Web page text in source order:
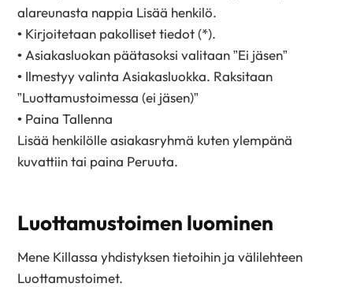
alareunasta nappia Lisää henkilö.
• Kirjoitetaan pakolliset tiedot (*).
• Asiakasluokan päätasoksi valitaan ”Ei jäsen”
• Ilmestyy valinta Asiakasluokka. Raksitaan
”Luottamustoimessa (ei jäsen)”
• Paina Tallenna
Lisää henkilölle asiakasryhmä kuten ylempänä
kuvattiin tai paina Peruuta.
Luottamustoimen luominen
Mene Killassa yhdistyksen tietoihin ja välilehteen
Luottamustoimet.